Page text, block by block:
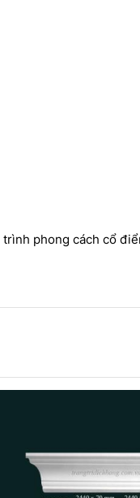
phong cách cổ
trần nghệ thuật
Hồng Hawa